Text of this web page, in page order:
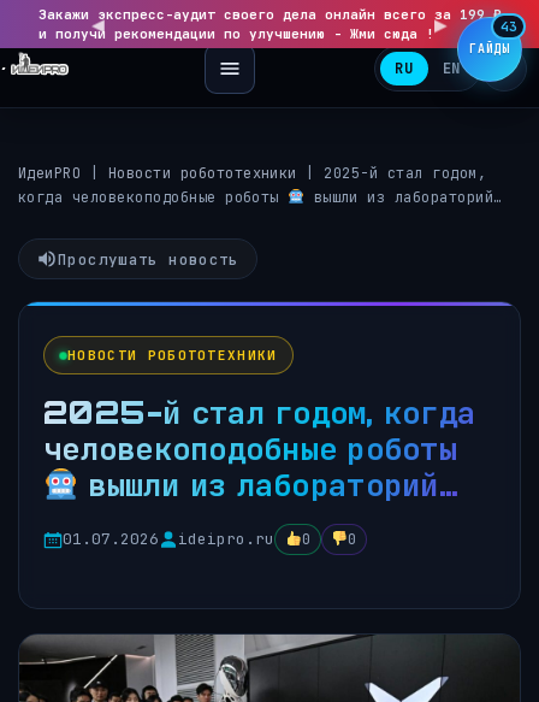
◀
Закажи экспресс-аудит своего дела онлайн всего за 199 ₽
и получи рекомендации по улучшению - Жми сюда !
▶
RU EN
ИдеиPRO Новости робототехники
2025-й стал годом,
когда человекоподобные роботы
вышли из лабораторий…
Прослушать новость
НОВОСТИ РОБОТОТЕХНИКИ
2025-й стал годом, когда
человекоподобные роботы
вышли из лабораторий…
01.07.2026 ideipro.ru 0 0
ГАЙДЫ
43